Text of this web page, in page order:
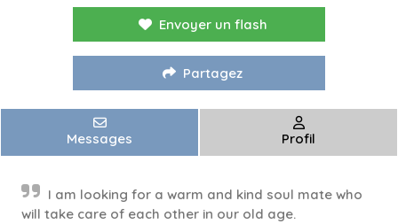
Envoyer un flash
Partagez
Messages Profil
I am looking for a warm and kind soul mate who
will take care of each other in our old age.